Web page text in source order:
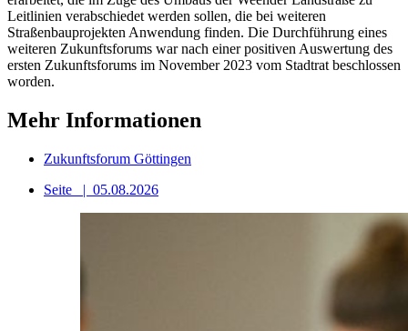
Leitlinien verabschiedet werden sollen, die bei weiteren
Straßenbauprojekten Anwendung finden. Die Durchführung eines
weiteren Zukunftsforums war nach einer positiven Auswertung des
ersten Zukunftsforums im November 2023 vom Stadtrat beschlossen
worden.
Mehr Informationen
Zukunftsforum Göttingen
Seite
| 05.08.2026